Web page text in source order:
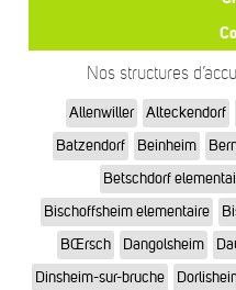
Nos structures
Allenwiller Alteckendorf
Batzendorf
Beinheim
Betschdorf
Bischoffsheim elementaire
BŒrsch
Dangolsheim
Dinsheim-sur-bruche